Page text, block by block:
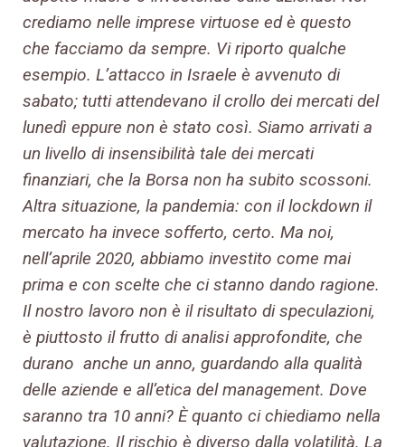
crediamo nelle imprese virtuose ed è questo
che facciamo da sempre. Vi riporto qualche
esempio. L’attacco in Israele è avvenuto di
sabato; tutti attendevano il crollo dei mercati del
lunedì eppure non è stato così. Siamo arrivati a
un livello di insensibilità tale dei mercati
finanziari, che la Borsa non ha subito scossoni.
Altra situazione, la pandemia: con il lockdown il
mercato ha invece sofferto, certo. Ma noi,
nell’aprile 2020, abbiamo investito come mai
prima e con scelte che ci stanno dando ragione.
Il nostro lavoro non è il risultato di speculazioni,
è piuttosto il frutto di analisi approfondite, che
durano anche un anno, guardando alla qualità
delle aziende e all’etica del management. Dove
saranno tra 10 anni? È quanto ci chiediamo nella
valutazione. Il rischio è diverso dalla volatilità. La